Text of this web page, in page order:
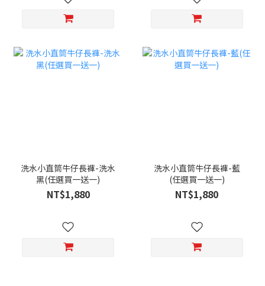
洗水小直筒牛仔長褲-洗水
黑(任選買一送一)
NT$1,880
洗水小直筒牛仔長褲-藍
(任選買一送一)
NT$1,880